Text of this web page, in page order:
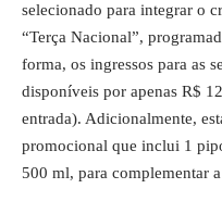
selecionado para integrar o
“Terça Nacional”,
forma, os ingressos para as
disponíveis por apenas R$
entrada). Adicionalmente,
promocional que inclui 1
500 ml, para complementar